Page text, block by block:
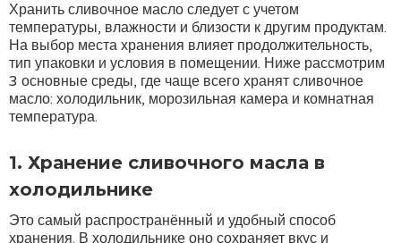
Хранить сливочное масло следует с учетом
температуры, влажности и близости к другим продуктам.
На выбор места хранения влияет продолжительность,
тип упаковки и условия в помещении. Ниже рассмотрим
3 основные среды, где чаще всего хранят сливочное
масло: холодильник, морозильная камера и комнатная
температура.
1. Хранение сливочного масла в
холодильнике
Это самый распространённый и удобный способ
хранения. В холодильнике оно сохраняет вкус и